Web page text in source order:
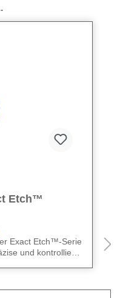
Etch™
Exact Etch™-Serie
und kontrollierte